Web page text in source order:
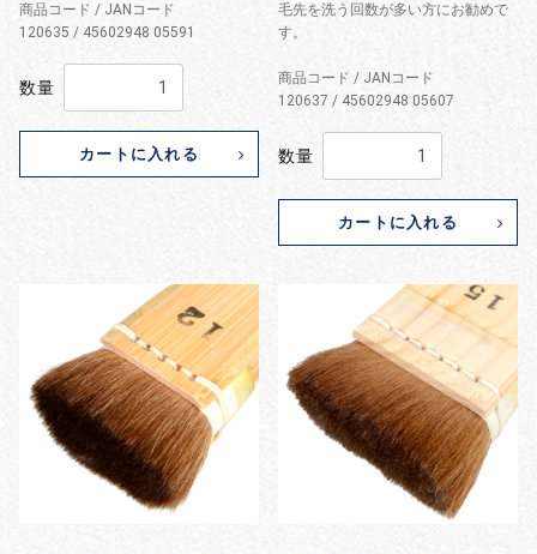
商品コード / JANコード
120635 / 45602948 05591
数量
カートに入れる
毛先を洗う回数が多い方にお勧めで
す。
商品コード / JANコード
120637 / 45602948 05607
数量
カートに入れる